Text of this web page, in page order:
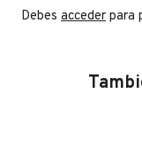
Debes acceder para